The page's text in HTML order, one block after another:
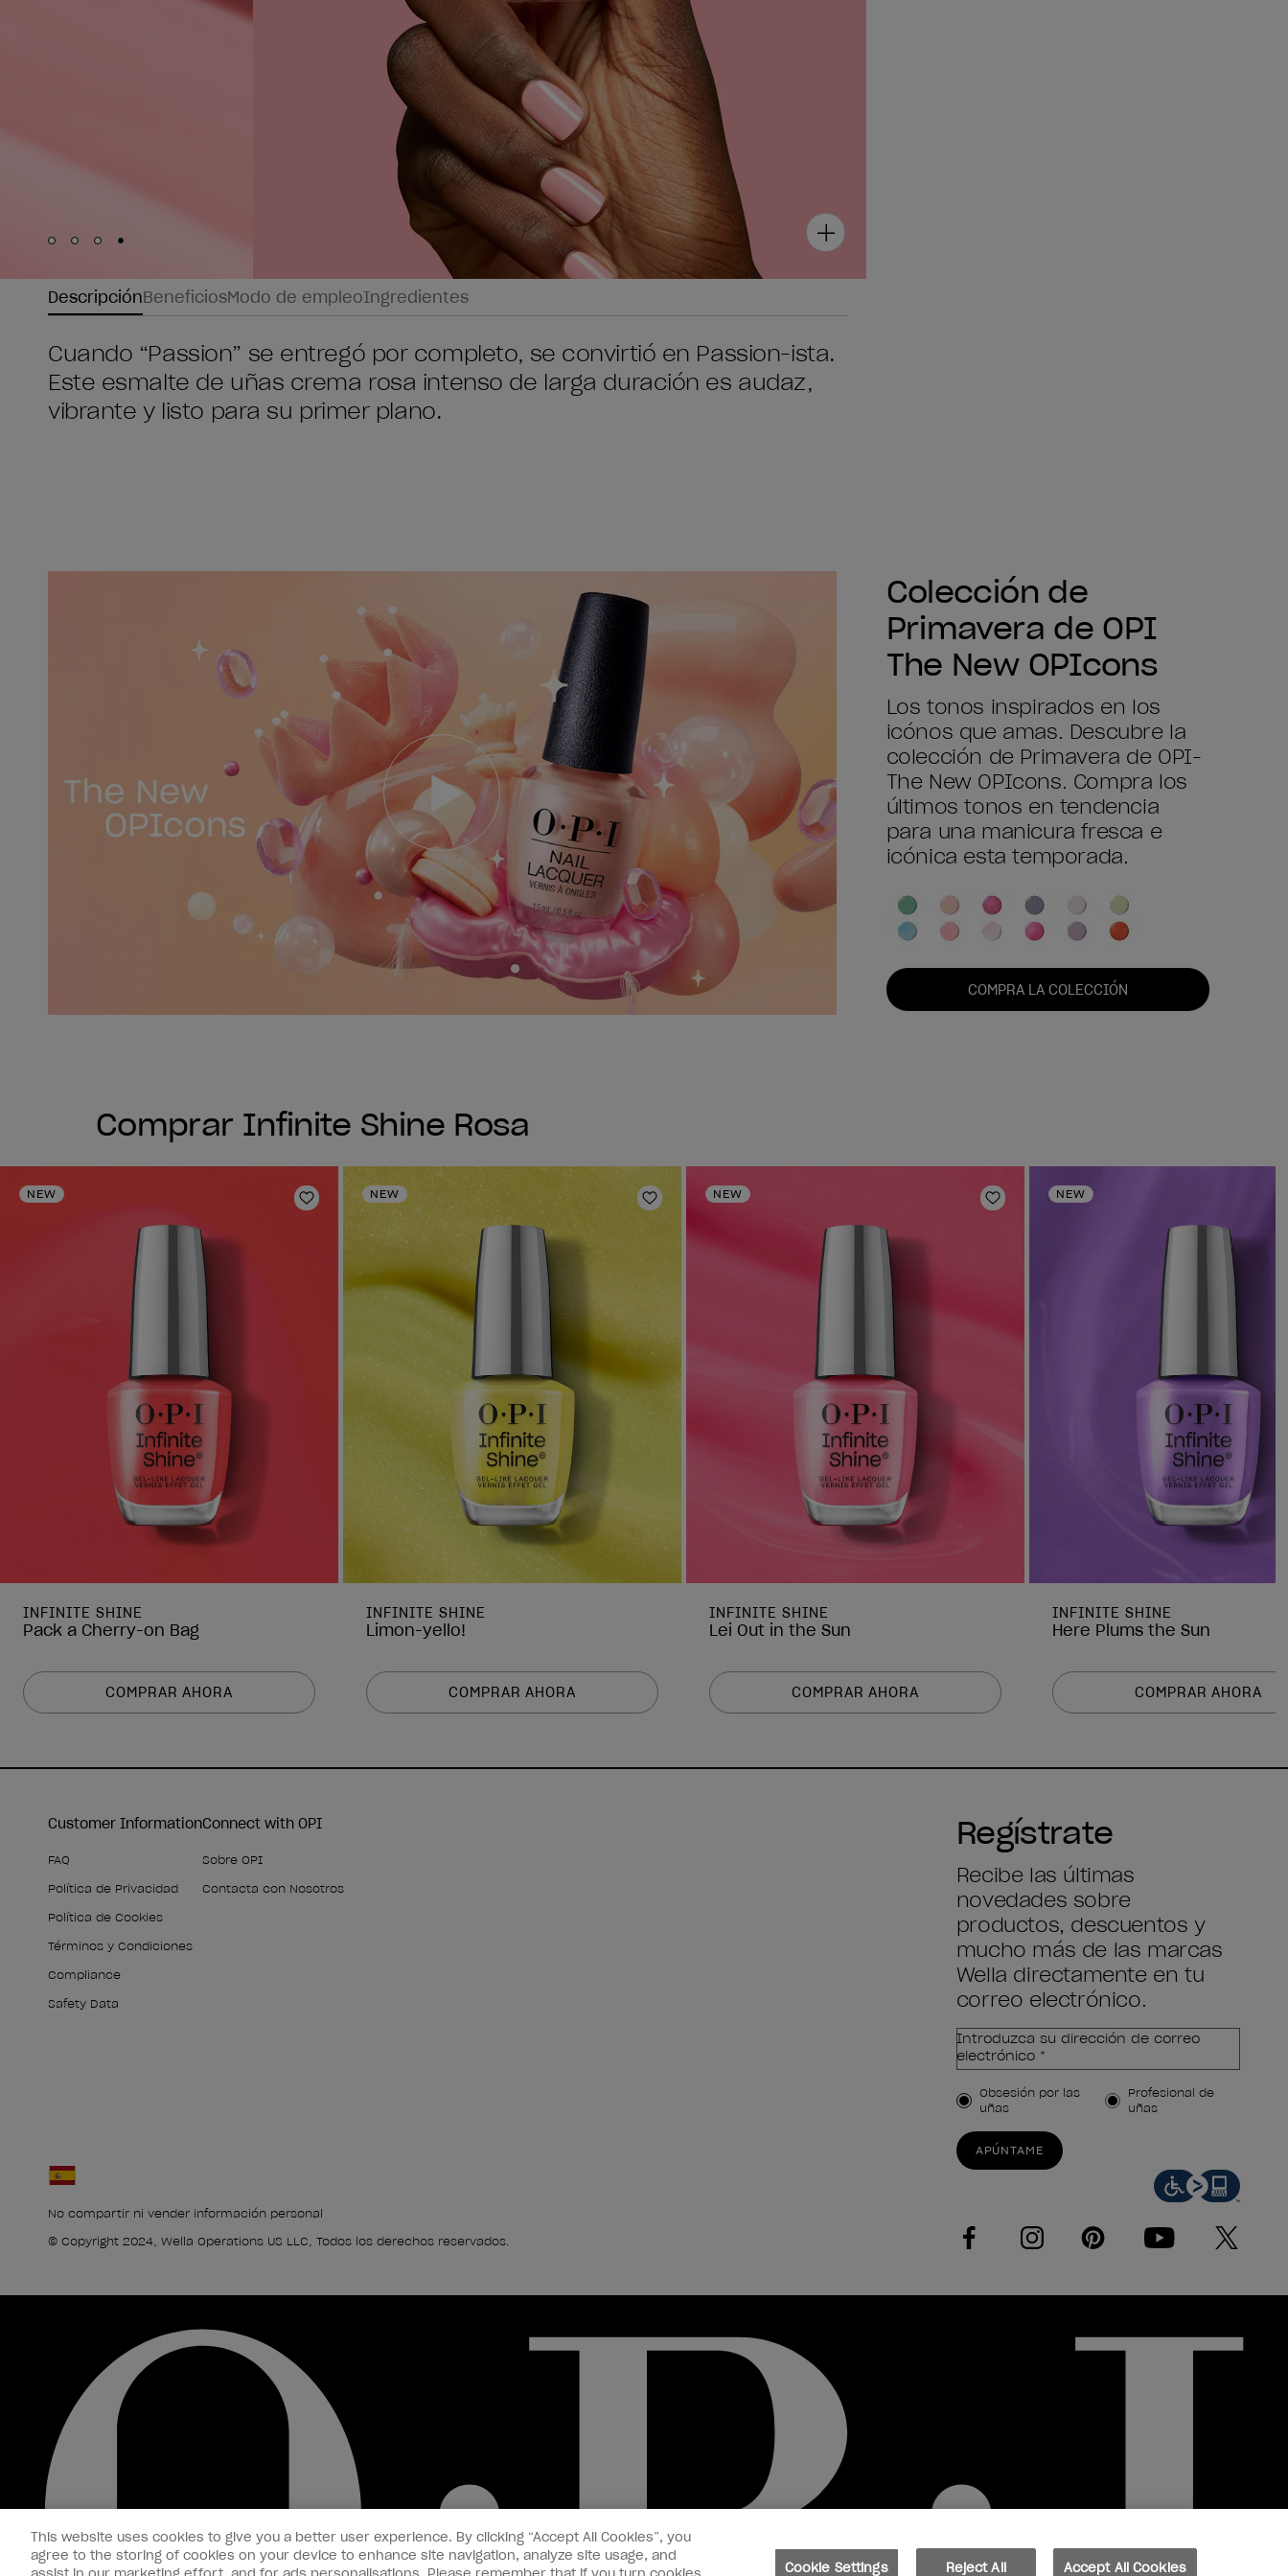
Skip to slide
Skip to slide
Skip to slide
Skip to slide
DescripciónBeneficiosModo de empleoIngredientes
Cuando “Passion” se entregó por completo, se convirtió en Passion-ista.
Este esmalte de uñas crema rosa intenso de larga duración es audaz,
vibrante y listo para su primer plano.
Colección de
Primavera de OPI
The New OPIcons
Los tonos inspirados en los
icónos que amas. Descubre la
colección de Primavera de OPI-
The New OPIcons. Compra los
últimos tonos en tendencia
para una manicura fresca e
icónica esta temporada.
COMPRA LA COLECCIÓN
Comprar Infinite Shine Rosa
NEW
Añadir a la lista de deseos
INFINITE SHINE
Pack a Cherry-on Bag
COMPRAR AHORA
NEW
Añadir a la lista de deseos
INFINITE SHINE
Limon-yello!
COMPRAR AHORA
NEW
Añadir a la lista de deseos
INFINITE SHINE
Lei Out in the Sun
COMPRAR AHORA
NEW
INFINITE SHINE
Here Plums the Sun
COMPRAR AHORA
Customer Information
FAQ
Política de Privacidad
Política de Cookies
Términos y Condiciones
Compliance
Safety Data
Connect with OPI
Sobre OPI
Contacta con Nosotros
No compartir ni vender información personal
© Copyright 2024, Wella Operations US LLC, Todos los derechos reservados.
Regístrate
Recibe las últimas
novedades sobre
productos, descuentos y
mucho más de las marcas
Wella directamente en tu
correo electrónico.
Introduzca su dirección de correo
electrónico *
Tipo de cliente
Obsesión por las
uñas
Profesional de
uñas
APÚNTAME
This website uses cookies to give you a better user experience. By clicking “Accept All Cookies”, you
agree to the storing of cookies on your device to enhance site navigation, analyze site usage, and
Cookie Settings Reject All Accept All Cookies